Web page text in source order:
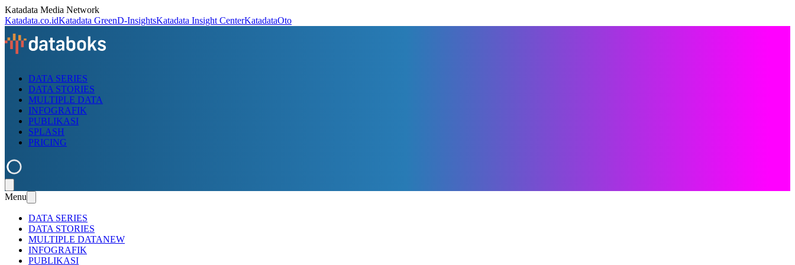
Katadata Media Network
Katadata.co.idKatadata GreenD-InsightsKatadata Insight CenterKatadataOto
DATA SERIES
DATA STORIES
MULTIPLE DATA
INFOGRAFIK
PUBLIKASI
SPLASH
PRICING
Menu
DATA SERIES
DATA STORIES
MULTIPLE DATANEW
INFOGRAFIK
PUBLIKASI